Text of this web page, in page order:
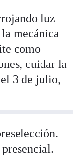
luz
mecánica
como
cuidar la
3 de julio,
presencial.